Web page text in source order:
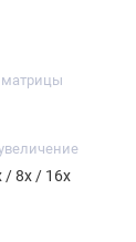
матрицы
/ 8x / 16x